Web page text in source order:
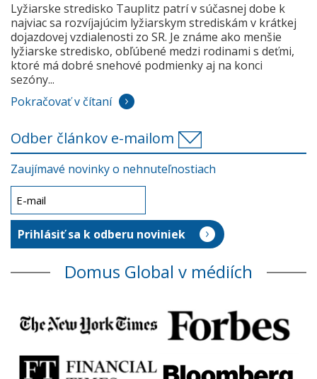
Lyžiarske stredisko Tauplitz patrí v súčasnej dobe k
najviac sa rozvíjajúcim lyžiarskym strediskám v krátkej
dojazdovej vzdialenosti zo SR. Je známe ako menšie
lyžiarske stredisko, obľúbené medzi rodinami s deťmi,
ktoré má dobré snehové podmienky aj na konci
sezóny...
Pokračovať v čítaní
Odber článkov e-mailom
Zaujímavé novinky o nehnuteľnostiach
Domus Global v médiích